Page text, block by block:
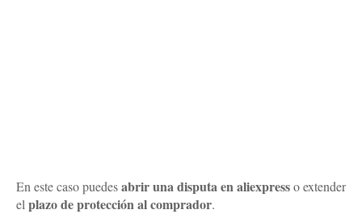
En este caso puedesabrir una disputaen aliexpresso extender
el plazo de protección al comprador.